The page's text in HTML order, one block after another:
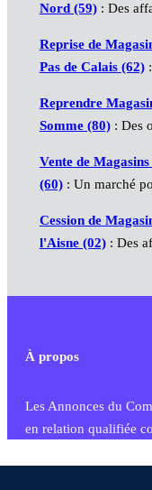
Nord (59): Des
Reprise de
Pas de Calais (62):
Reprendre
Somme (80): Des
Vente de
(60): Un marché
Cession de
l'Aisne (02): Des
À propos
Les Annonces du
en relation qualifiée
commercial et les